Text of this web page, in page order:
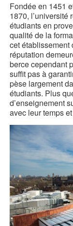
Fondée en 1451
1870, l’université
étudiants en
qualité de la
cet établissement
réputation
berce cependant
suffit pas à
pèse largement
étudiants. Plus
d’enseignement
avec leur temps